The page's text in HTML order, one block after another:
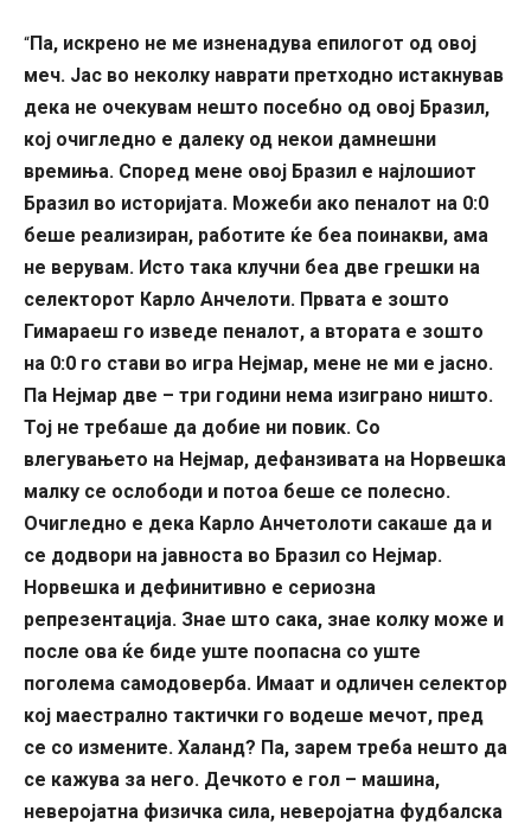
“Па, искрено не ме изненадува епилогот од овој
меч. Јас во неколку наврати претходно истакнував
дека не очекувам нешто посебно од овој Бразил,
кој очигледно е далеку од некои дамнешни
времиња. Според мене овој Бразил е најлошиот
Бразил во историјата. Можеби ако пеналот на 0:0
беше реализиран, работите ќе беа поинакви, ама
не верувам. Исто така клучни беа две грешки на
селекторот Карло Анчелоти. Првата е зошто
Гимараеш го изведе пеналот, а втората е зошто
на 0:0 го стави во игра Нејмар, мене не ми е јасно.
Па Нејмар две – три години нема изиграно ништо.
Тој не требаше да добие ни повик. Со
влегувањето на Нејмар, дефанзивата на Норвешка
малку се ослободи и потоа беше се полесно.
Очигледно е дека Карло Анчетолоти сакаше да и
се додвори на јавноста во Бразил со Нејмар.
Норвешка и дефинитивно е сериозна
репрезентација. Знае што сака, знае колку може и
после ова ќе биде уште поопасна со уште
поголема самодоверба. Имаат и одличен селектор
кој маестрално тактички го водеше мечот, пред
се со измените. Халанд? Па, зарем треба нешто да
се кажува за него. Дечкото е гол – машина,
неверојатна физичка сила, неверојатна фудбалска